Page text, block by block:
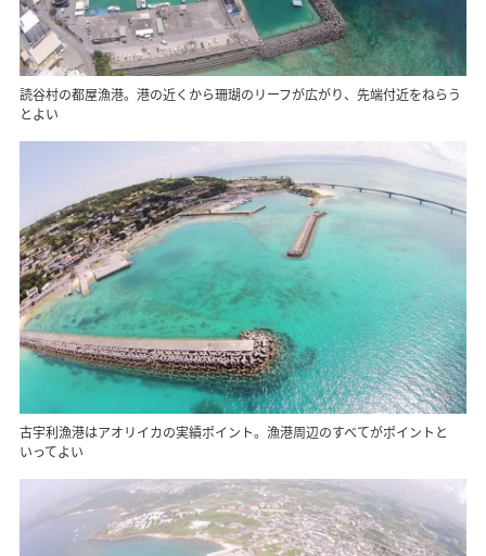
読谷村の都屋漁港。港の近くから珊瑚のリーフが広がり、先端付近をねらう
とよい
古宇利漁港はアオリイカの実績ポイント。漁港周辺のすべてがポイントと
いってよい